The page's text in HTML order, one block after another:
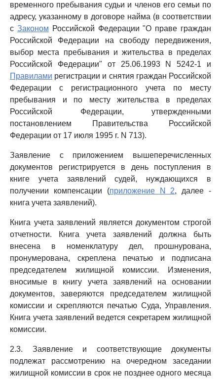
временного пребывания судьи и членов его семьи по
адресу, указанному в договоре найма (в соответствии
с Законом Российской Федерации "О праве граждан
Российской Федерации на свободу передвижения,
выбор места пребывания и жительства в пределах
Российской Федерации" от 25.06.1993 N 5242-1 и
Правилами регистрации и снятия граждан Российской
Федерации с регистрационного учета по месту
пребывания и по месту жительства в пределах
Российской Федерации, утвержденными
постановлением Правительства Российской
Федерации от 17 июля 1995 г. N 713).
Заявление с приложением вышеперечисленных
документов регистрируется в день поступления в
книге учета заявлений судей, нуждающихся в
получении компенсации (приложение N 2, далее -
книга учета заявлений).
Книга учета заявлений является документом строгой
отчетности. Книга учета заявлений должна быть
внесена в номенклатуру дел, прошнурована,
пронумерована, скреплена печатью и подписана
председателем жилищной комиссии. Изменения,
вносимые в книгу учета заявлений на основании
документов, заверяются председателем жилищной
комиссии и скрепляются печатью Суда, Управления.
Книга учета заявлений ведется секретарем жилищной
комиссии.
2.3. Заявление и соответствующие документы
подлежат рассмотрению на очередном заседании
жилищной комиссии в срок не позднее одного месяца